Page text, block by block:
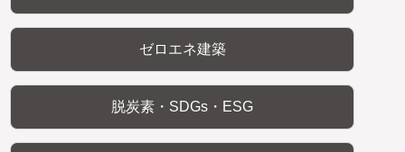
ゼロエネ建築
脱炭素・SDGs・ESG